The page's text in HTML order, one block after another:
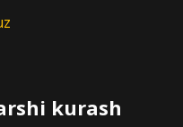
kurash